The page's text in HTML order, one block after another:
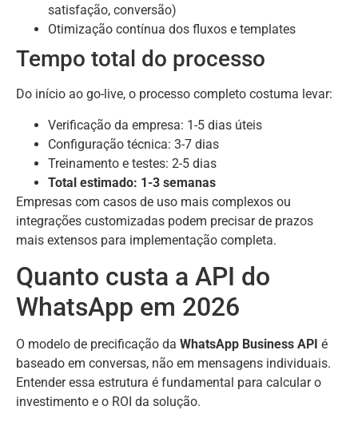
satisfação, conversão)
Otimização contínua dos fluxos e templates
Tempo total do processo
Do início ao go-live, o processo completo costuma levar:
Verificação da empresa: 1-5 dias úteis
Configuração técnica: 3-7 dias
Treinamento e testes: 2-5 dias
Total estimado: 1-3 semanas
Empresas com casos de uso mais complexos ou
integrações customizadas podem precisar de prazos
mais extensos para implementação completa.
Quanto custa a API do
WhatsApp em 2026
O modelo de precificação da WhatsApp Business API é
baseado em conversas, não em mensagens individuais.
Entender essa estrutura é fundamental para calcular o
investimento e o ROI da solução.